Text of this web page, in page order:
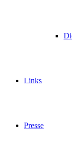
Links
Presse